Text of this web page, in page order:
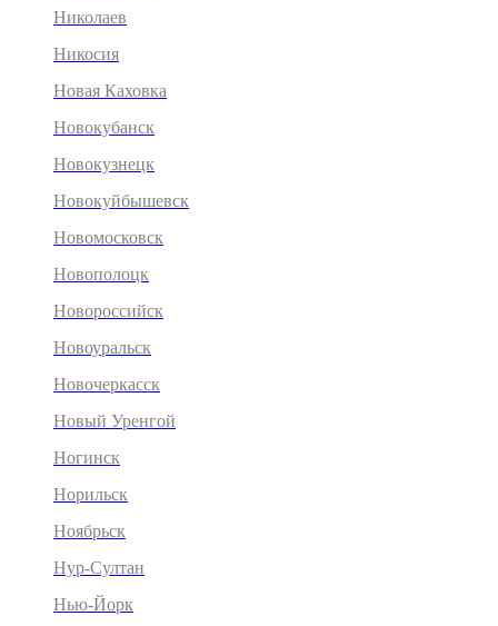
Николаев
Никосия
Новая Каховка
Новокубанск
Новокузнецк
Новокуйбышевск
Новомосковск
Новополоцк
Новороссийск
Новоуральск
Новочеркасск
Новый Уренгой
Ногинск
Норильск
Ноябрьск
Нур-Султан
Нью-Йорк